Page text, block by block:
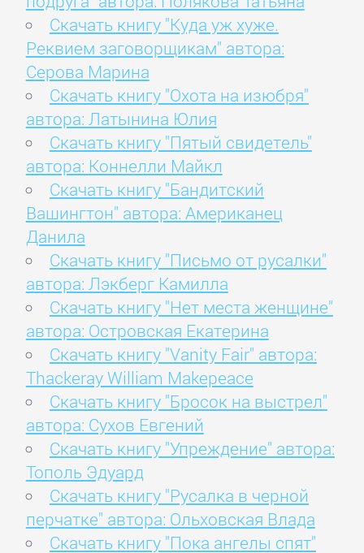
Скачать книгу "Куда уж хуже.
Реквием заговорщикам" автора:
Серова Марина
Скачать книгу "Охота на изюбря"
автора: Латынина Юлия
Скачать книгу "Пятый свидетель"
автора: Коннелли Майкл
Скачать книгу "Бандитский
Вашингтон" автора: Американец
Данила
Скачать книгу "Письмо от русалки"
автора: Лэкберг Камилла
Скачать книгу "Нет места женщине"
автора: Островская Екатерина
Скачать книгу "Vanity Fair" автора:
Thackeray William Makepeace
Скачать книгу "Бросок на выстрел"
автора: Сухов Евгений
Скачать книгу "Упреждение" автора:
Тополь Эдуард
Скачать книгу "Русалка в черной
перчатке" автора: Ольховская Влада
Скачать книгу "Пока ангелы спят"